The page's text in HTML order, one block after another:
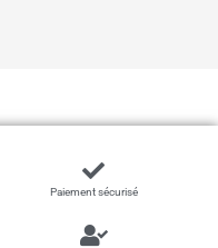
Paiement sécurisé